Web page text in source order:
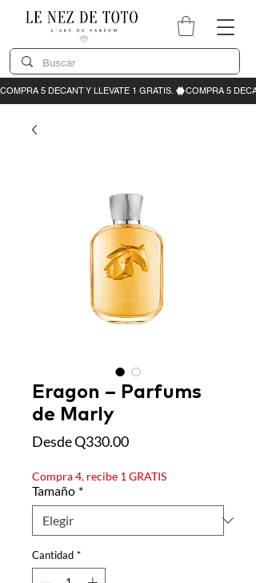
Eragon – Parfums
de Marly
DesdeQ330.00Precio de oferta
Compra 4, recibe 1 GRATIS
Tamaño *
Cantidad *